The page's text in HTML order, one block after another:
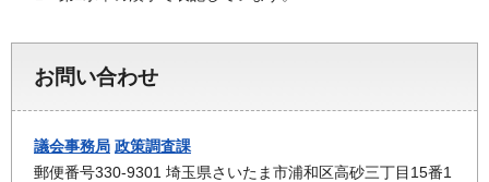
お問い合わせ
議会事務局 政策調査課
郵便番号330-9301 埼玉県さいたま市浦和区高砂三丁目15番1